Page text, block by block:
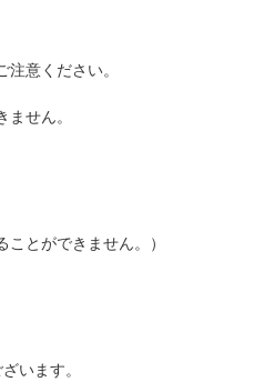
意ください。
せん。
とができません。）
います。